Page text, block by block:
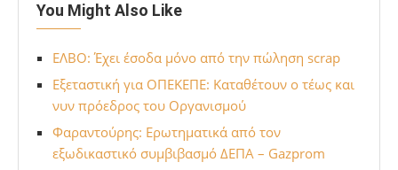
You Might Also Like
ΕΛΒΟ: Έχει έσοδα μόνο από την πώληση scrap
Εξεταστική για ΟΠΕΚΕΠΕ: Καταθέτουν ο τέως και
νυν πρόεδρος του Οργανισμού
Φαραντούρης: Ερωτηματικά από τον
εξωδικαστικό συμβιβασμό ΔΕΠΑ – Gazprom